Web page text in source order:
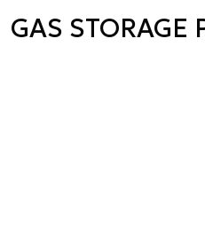
GAS STORAGE